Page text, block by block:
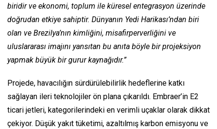
biridir ve ekonomi, toplum ile küresel entegrasyon üzerinde
doğrudan etkiye sahiptir. Dünyanın Yedi Harikası’ndan biri
olan ve Brezilya’nın kimliğini, misafirperverliğini ve
uluslararası imajını yansıtan bu anıta böyle bir projeksiyon
yapmak büyük bir gurur kaynağıdır.”
Projede, havacılığın sürdürülebilirlik hedeflerine katkı
sağlayan ileri teknolojiler ön plana çıkarıldı. Embraer’in E2
ticari jetleri, kategorilerindeki en verimli uçaklar olarak dikkat
çekiyor. Düşük yakıt tüketimi, azaltılmış karbon emisyonu ve